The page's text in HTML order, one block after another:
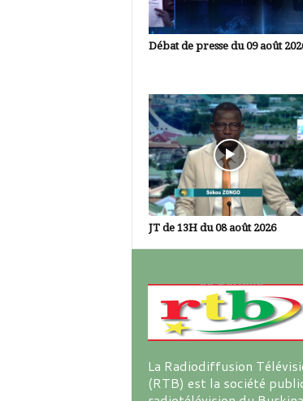
Débat de presse du 09 août
JT de 13H du 08 août 2026
La Radiodiffusion
(RTB) est la société